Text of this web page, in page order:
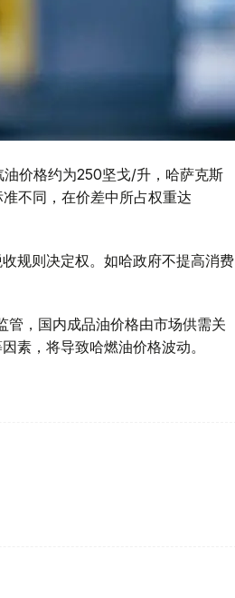
油价格约为250坚戈/升，哈萨克斯
不同，在价差中所占权重达
规则决定权。如哈政府不提高消费
管，国内成品油价格由市场供需关
素，将导致哈燃油价格波动。